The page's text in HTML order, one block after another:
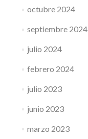
octubre 2024
septiembre 2024
julio 2024
febrero 2024
julio 2023
junio 2023
marzo 2023